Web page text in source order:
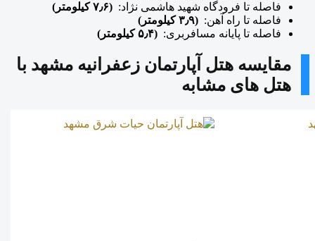
فاصله تا فرودگاه شهید هاشمی نژاد: (۷٫۶ کیلومتر)
فاصله تا راه آهن: (۳٫۹ کیلومتر)
فاصله تا پایانه مسافربری: (۵٫۴ کیلومتر)
مقایسه هتل آپارتمان زعفرانیه مشهد با
هتل های مشابه